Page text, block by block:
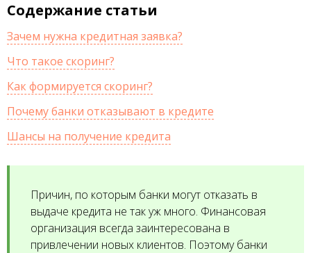
Содержание статьи
Зачем нужна кредитная заявка?
Что такое скоринг?
Как формируется скоринг?
Почему банки отказывают в кредите
Шансы на получение кредита
Причин, по которым банки могут отказать в
выдаче кредита не так уж много. Финансовая
организация всегда заинтересована в
привлечении новых клиентов. Поэтому банки